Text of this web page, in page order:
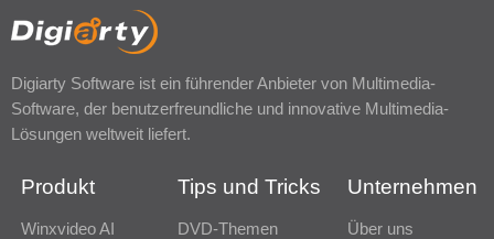
Digiarty Software ist ein führender Anbieter von Multimedia-
Software, der benutzerfreundliche und innovative Multimedia-
Lösungen weltweit liefert.
Produkt
Winxvideo AI
Tips und Tricks
DVD-Themen
Unternehmen
Über uns